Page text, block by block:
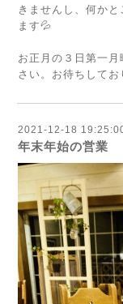
きませんし、何か
ます💦
お正月の３日第一
さい。お待ちしてお
2021-12-18
年末年始の営業